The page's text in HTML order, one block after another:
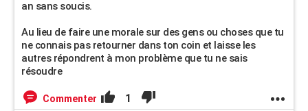
an sans soucis.
Au lieu de faire une morale sur des gens ou choses que tu
ne connais pas retourner dans ton coin et laisse les
autres répondrent à mon problème que tu ne sais
résoudre
Commenter 1